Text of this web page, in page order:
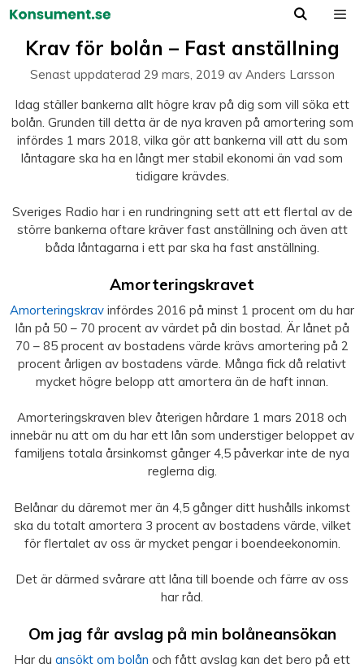
innehåll
Meny
Krav för bolån – Fast anställning
Senast uppdaterad 29 mars, 2019 av Anders Larsson
Idag ställer bankerna allt högre krav på dig som vill söka ett
bolån. Grunden till detta är de nya kraven på amortering som
infördes 1 mars 2018, vilka gör att bankerna vill att du som
låntagare ska ha en långt mer stabil ekonomi än vad som
tidigare krävdes.
Sveriges Radio har i en rundringning sett att ett flertal av de
större bankerna oftare kräver fast anställning och även att
båda låntagarna i ett par ska ha fast anställning.
Amorteringskravet
Amorteringskrav infördes 2016 på minst 1 procent om du har
lån på 50 – 70 procent av värdet på din bostad. Är lånet på
70 – 85 procent av bostadens värde krävs amortering på 2
procent årligen av bostadens värde. Många fick då relativt
mycket högre belopp att amortera än de haft innan.
Amorteringskraven blev återigen hårdare 1 mars 2018 och
innebär nu att om du har ett lån som understiger beloppet av
familjens totala årsinkomst gånger 4,5 påverkar inte de nya
reglerna dig.
Belånar du däremot mer än 4,5 gånger ditt hushålls inkomst
ska du totalt amortera 3 procent av bostadens värde, vilket
för flertalet av oss är mycket pengar i boendeekonomin.
Det är därmed svårare att låna till boende och färre av oss
har råd.
Om jag får avslag på min bolåneansökan
Har du ansökt om bolån och fått avslag kan det bero på ett